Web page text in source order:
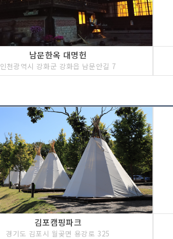
남문한옥 대명헌
인천광역시 강화군 강화읍 남문안길 7
김포캠핑파크
경기도 김포시 월곶면 용강로 325